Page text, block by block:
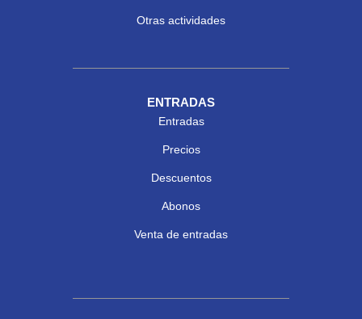
Otras actividades
ENTRADAS
Entradas
Precios
Descuentos
Abonos
Venta de entradas